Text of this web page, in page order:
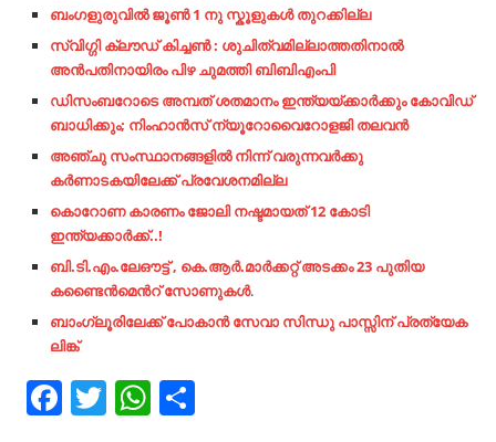
ബംഗളുരുവിൽ ജൂൺ 1 നു സ്കൂളുകൾ തുറക്കില്ല
സ്വിഗ്ഗി ക്ലൗഡ് കിച്ചൺ : ശുചിത്വമില്ലാത്തതിനാൽ
അൻപതിനായിരം പിഴ ചുമത്തി ബിബിഎംപി
ഡിസംബറോടെ അമ്പത് ശതമാനം ഇന്ത്യയ്ക്കാര്‍ക്കും കോവിഡ്
ബാധിക്കും; നിംഹാന്‍സ് ന്യൂറോവൈറോളജി തലവന്‍
അഞ്ചു സംസ്ഥാനങ്ങളിൽ നിന്ന് വരുന്നവർക്കു
കർണാടകയിലേക്ക് പ്രവേശനമില്ല
കൊറോണ കാരണം ജോലി നഷ്ടമായത് 12 കോടി
ഇന്ത്യക്കാർക്ക്..!
ബി.ടി.എം.ലേഔട്ട് , കെ.ആർ.മാർക്കറ്റ് അടക്കം 23 പുതിയ
കണ്ടൈൻമെൻറ് സോണുകൾ.
ബാംഗ്ലൂരിലേക്ക് പോകാൻ സേവാ സിന്ധു പാസ്സിന് പ്രത്യേക
ലിങ്ക്
Facebook
TwitterWhatsApp